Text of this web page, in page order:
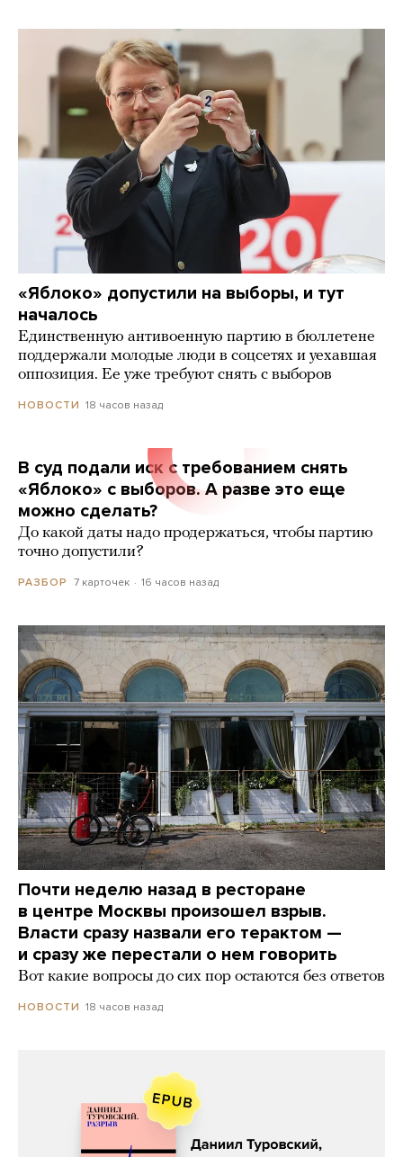
«Яблоко» допустили на выборы, и тут
началось
Единственную антивоенную партию в бюллетене
поддержали молодые люди в соцсетях и уехавшая
оппозиция. Ее уже требуют снять с выборов
НОВОСТИ 18 часов назад
В суд подали иск с требованием снять
«Яблоко» с выборов. А разве это еще
можно сделать?
До какой даты надо продержаться, чтобы партию
точно допустили?
РАЗБОР 7 карточек 16 часов назад
Почти неделю назад в ресторане
в центре Москвы произошел взрыв.
Власти сразу назвали его терактом —
и сразу же перестали о нем говорить
Вот какие вопросы до сих пор остаются без ответов
НОВОСТИ 18 часов назад